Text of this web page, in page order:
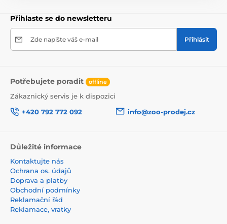
Přihlaste se do newsletteru
Zde napište váš e-mail Přihlásit
Potřebujete poradit offline
Zákaznický servis je k dispozici
+420 792 772 092
info@zoo-prodej.cz
Důležité informace
Kontaktujte nás
Ochrana os. údajů
Doprava a platby
Obchodní podmínky
Reklamační řád
Reklamace, vratky